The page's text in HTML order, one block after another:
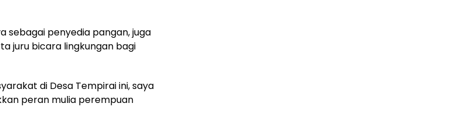
sebagai penyedia pangan, juga
juru bicara lingkungan bagi
di Desa Tempirai ini, saya
peran mulia perempuan